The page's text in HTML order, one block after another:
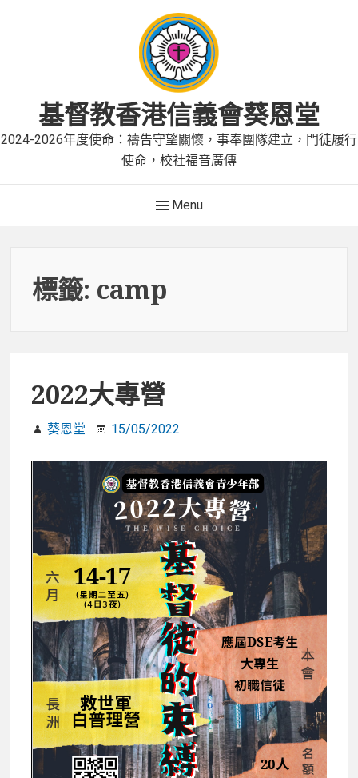
基督教香港信義會葵恩堂
2024-2026年度使命：禱告守望關懷，事奉團隊建立，門徒履行
使命，校社福音廣傳
Menu
標籤: camp
2022大專營
葵恩堂 15/05/2022